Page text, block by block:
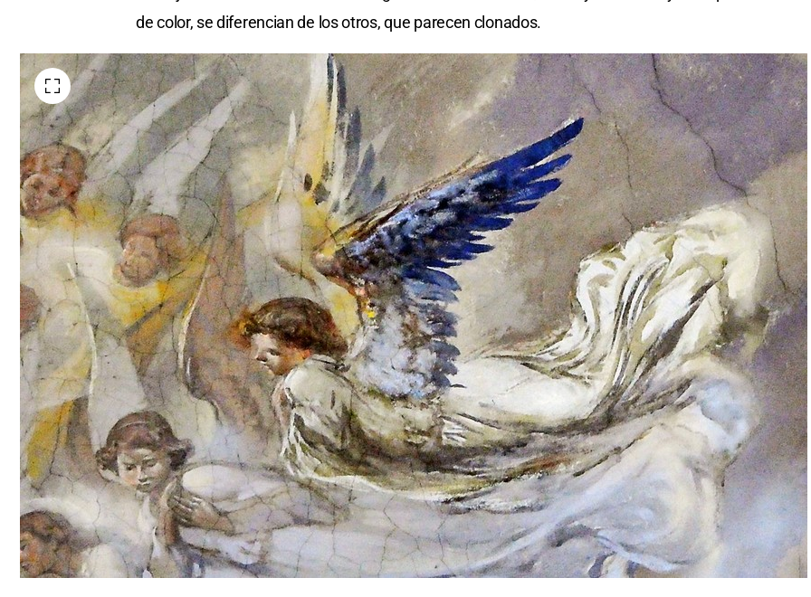
de color, se diferencian de los otros, que parecen clonados.